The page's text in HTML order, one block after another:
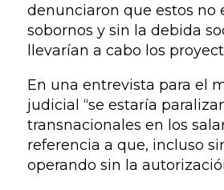
denunciaron que estos no
sobornos y sin la debida
llevarían a cabo los
En una entrevista para el
judicial “se estaría
transnacionales en los
referencia a que, incluso
operando sin la